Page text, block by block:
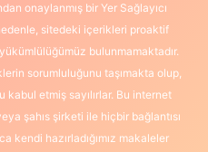
onaylanmış bir Yer Sağlayıcı
sitedeki içerikleri proaktif
bulunmamaktadır.
sorumluluğunu taşımakta olup,
etmiş sayılırlar. Bu internet
şahıs şirketi ile hiçbir bağlantısı
kendi hazırladığımız makaleler